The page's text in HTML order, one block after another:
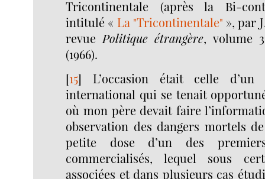
Tricontinentale (après la Bi-
intitulé « La "Tricontinentale" », par
revue Politique étrangère, volume
(1966).
[15] L’occasion était celle d’un
international qui se tenait
où mon père devait faire
observation des dangers mortels
petite dose d’un des
commercialisés, lequel sous
associées et dans plusieurs cas